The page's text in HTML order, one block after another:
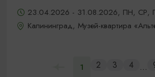
23.04.2026 - 31.08.2026, ПН, СР,
Калининград, Музей-квартира
1 2 3 4 ...